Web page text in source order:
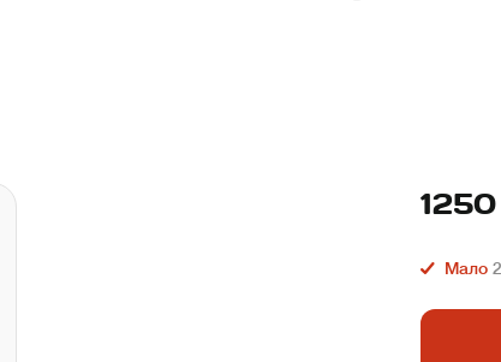
1250
Мало 2